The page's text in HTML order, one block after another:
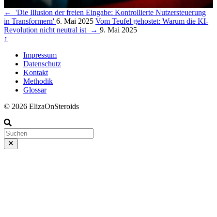
←
'Die Illusion der freien Eingabe: Kontrollierte Nutzersteuerung
in Transformern' 6. Mai 2025 Vom Teufel gehostet: Warum die KI-
Revolution nicht neutral ist
→ 9. Mai 2025
↑
Impressum
Datenschutz
Kontakt
Methodik
Glossar
© 2026 ElizaOnSteroids